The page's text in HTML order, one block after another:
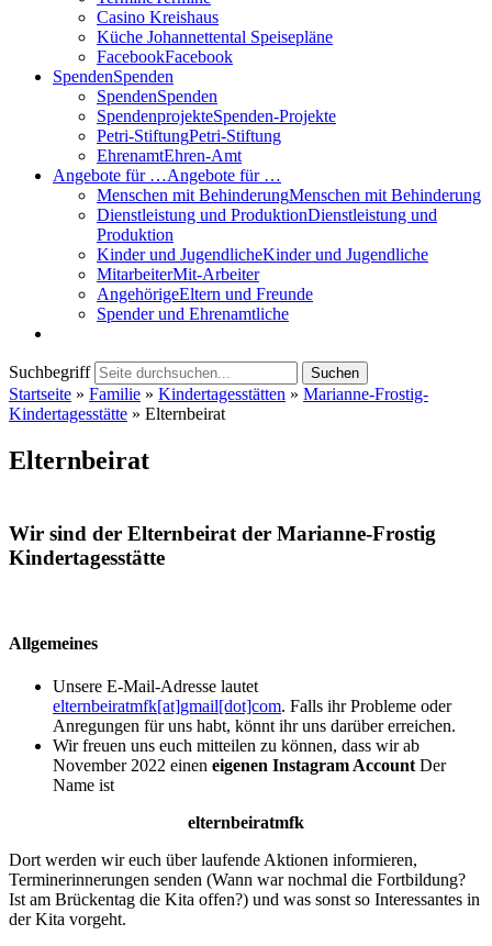
Casino Kreishaus
Küche Johannettental Speisepläne
FacebookFacebook
SpendenSpenden
SpendenSpenden
SpendenprojekteSpenden-Projekte
Petri-StiftungPetri-Stiftung
EhrenamtEhren-Amt
Angebote für …Angebote für …
Menschen mit BehinderungMenschen mit Behinderung
Dienstleistung und ProduktionDienstleistung und
Produktion
Kinder und JugendlicheKinder und Jugendliche
MitarbeiterMit-Arbeiter
AngehörigeEltern und Freunde
Spender und Ehrenamtliche
Suchbegriff Suchen
Startseite » Familie » Kinder­tages­stätten » Marianne-Frostig-
Kindertagesstätte » Elternbeirat
Elternbeirat
Wir sind der Elternbeirat der Marianne-Frostig
Kindertagesstätte
Allgemeines
Unsere E-Mail-Adresse lautet
elternbeiratmfk[at]gmail[dot]com. Falls ihr Probleme oder
Anregungen für uns habt, könnt ihr uns darüber erreichen.
Wir freuen uns euch mitteilen zu können, dass wir ab
November 2022 einen eigenen Instagram Account Der
Name ist
elternbeiratmfk
Dort werden wir euch über laufende Aktionen informieren,
Terminerinnerungen senden (Wann war nochmal die Fortbildung?
Ist am Brückentag die Kita offen?) und was sonst so Interessantes in
der Kita vorgeht.